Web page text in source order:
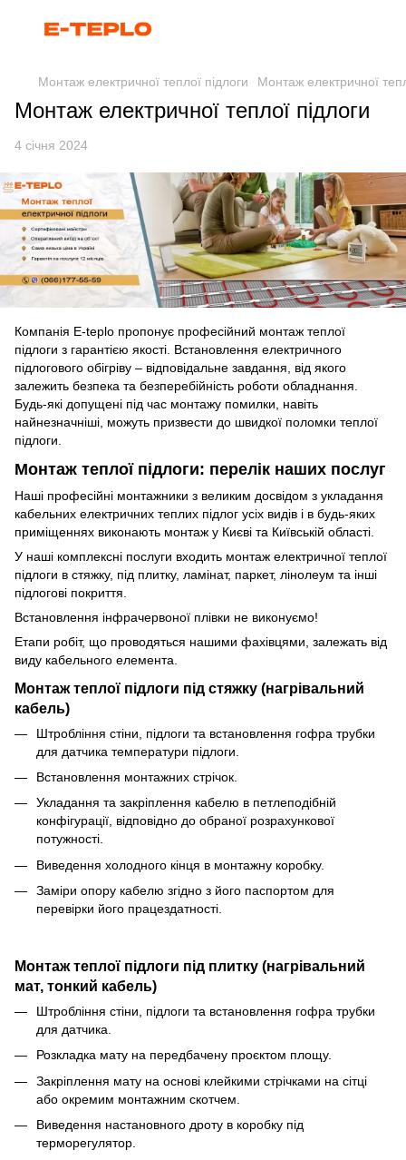
Монтаж електричної теплої підлоги Монтаж електричної
Монтаж електричної теплої підлоги
4 січня 2024
Компанія E-teplo пропонує професійний монтаж теплої
підлоги з гарантією якості. Встановлення електричного
підлогового обігріву – відповідальне завдання, від якого
залежить безпека та безперебійність роботи обладнання.
Будь-які допущені під час монтажу помилки, навіть
найнезначніші, можуть призвести до швидкої поломки теплої
підлоги.
Монтаж теплої підлоги: перелік наших послуг
Наші професійні монтажники з великим досвідом з укладання
кабельних електричних теплих підлог усіх видів і в будь-яких
приміщеннях виконають монтаж у Києві та Київській області.
У наші комплексні послуги входить монтаж електричної теплої
підлоги в стяжку, під плитку, ламінат, паркет, лінолеум та інші
підлогові покриття.
Встановлення інфрачервоної плівки не виконуємо!
Етапи робіт, що проводяться нашими фахівцями, залежать від
виду кабельного елемента.
Монтаж теплої підлоги під стяжку (нагрівальний
кабель)
Штробління стіни, підлоги та встановлення гофра трубки
для датчика температури підлоги.
Встановлення монтажних стрічок.
Укладання та закріплення кабелю в петлеподібній
конфігурації, відповідно до обраної розрахункової
потужності.
Виведення холодного кінця в монтажну коробку.
Заміри опору кабелю згідно з його паспортом для
перевірки його працездатності.
Монтаж теплої підлоги під плитку (нагрівальний
мат, тонкий кабель)
Штробління стіни, підлоги та встановлення гофра трубки
для датчика.
Розкладка мату на передбачену проєктом площу.
Закріплення мату на основі клейкими стрічками на сітці
або окремим монтажним скотчем.
Виведення настановного дроту в коробку під
терморегулятор.